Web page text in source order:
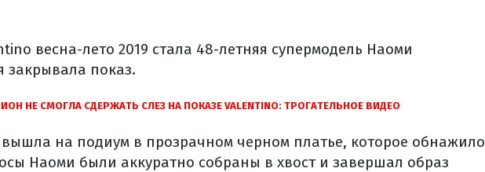
весна-лето 2019 стала 48-летняя супермодель Наоми
закрывала показ.
НЕ СМОГЛА СДЕРЖАТЬ СЛЕЗ НА ПОКАЗЕ VALENTINO: ТРОГАТЕЛЬНОЕ ВИДЕО
на подиум в прозрачном черном платье, которое обнажило
Наоми были аккуратно собраны в хвост и завершал образ